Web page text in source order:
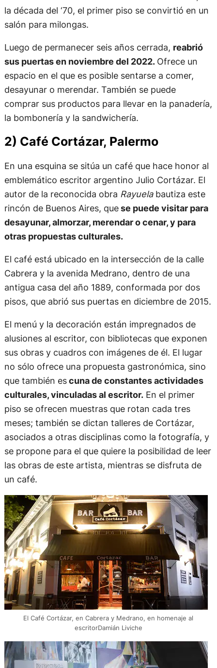
la década del ‘70, el primer piso se convirtió en un
salón para milongas.
Luego de permanecer seis años cerrada, reabrió
sus puertas en noviembre del 2022. Ofrece un
espacio en el que es posible sentarse a comer,
desayunar o merendar. También se puede
comprar sus productos para llevar en la panadería,
la bombonería y la sandwichería.
2) Café Cortázar, Palermo
En una esquina se sitúa un café que hace honor al
emblemático escritor argentino Julio Cortázar. El
autor de la reconocida obra Rayuela bautiza este
rincón de Buenos Aires, quese puede visitar para
desayunar, almorzar, merendar o cenar, y para
otras propuestas culturales.
El café está ubicado en la intersección de la calle
Cabrera y la avenida Medrano, dentro de una
antigua casa del año 1889, conformada por dos
pisos, que abrió sus puertas en diciembre de 2015.
El menú y la decoración están impregnados de
alusiones al escritor, con bibliotecas que exponen
sus obras y cuadros con imágenes de él. El lugar
no sólo ofrece una propuesta gastronómica, sino
que también escuna de constantes actividades
culturales, vinculadas al escritor.En el primer
piso se ofrecen muestras que rotan cada tres
meses; también se dictan talleres de Cortázar,
asociados a otras disciplinas como la fotografía, y
se propone para el que quiere la posibilidad de leer
las obras de este artista, mientras se disfruta de
un café.
El Café Cortázar, en Cabrera y Medrano, en homenaje al
escritorDamián Liviche